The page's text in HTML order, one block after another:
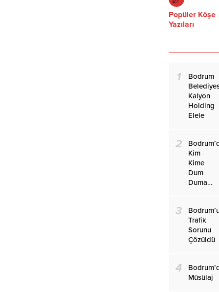
Popüler Köşe
Yazıları
1
Bodrum
Kalyon
Holding
Elele
2
Kim
Kime
Dum
Duma…
3
Trafik
Sorunu
Çözüldü
4
Müsülaj